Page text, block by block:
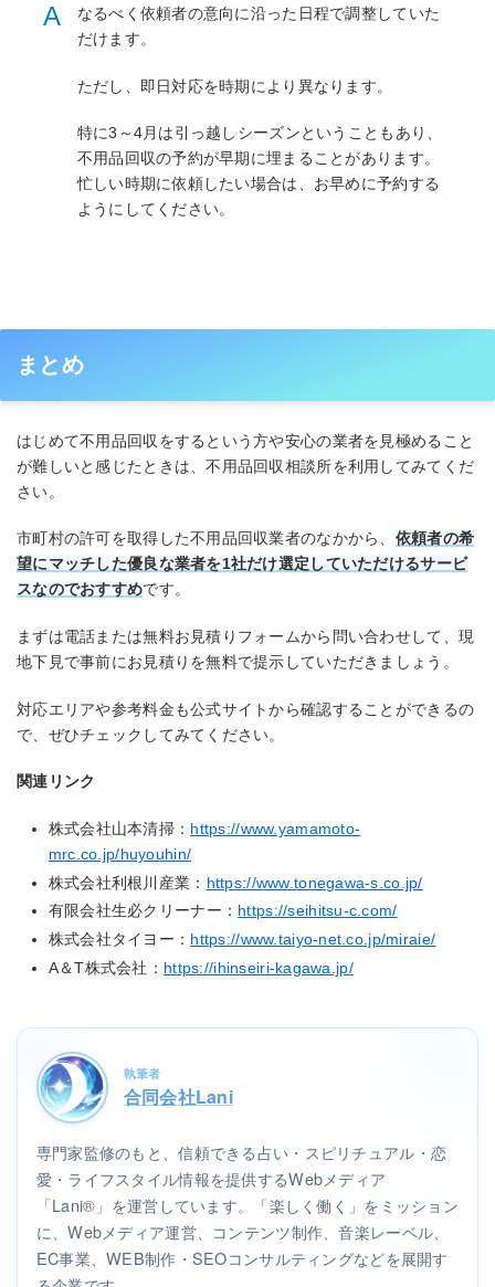
A
なるべく依頼者の意向に沿った日程で調整していた
だけます。
ただし、即日対応を時期により異なります。
特に3～4月は引っ越しシーズンということもあり、
不用品回収の予約が早期に埋まることがあります。
忙しい時期に依頼したい場合は、お早めに予約する
ようにしてください。
まとめ
はじめて不用品回収をするという方や安心の業者を見極めること
が難しいと感じたときは、不用品回収相談所を利用してみてくだ
さい。
市町村の許可を取得した不用品回収業者のなかから、 依頼者の希
望にマッチした優良な業者を1社だけ選定していただけるサービ
スなのでおすすめです。
まずは電話または無料お見積りフォームから問い合わせして、現
地下見で事前にお見積りを無料で提示していただきましょう。
対応エリアや参考料金も公式サイトから確認することができるの
で、ぜひチェックしてみてください。
関連リンク
株式会社山本清掃： https://www.yamamoto-
mrc.co.jp/huyouhin/
株式会社利根川産業： https://www.tonegawa-s.co.jp/
有限会社生必クリーナー： https://seihitsu-c.com/
株式会社タイヨー： https://www.taiyo-net.co.jp/miraie/
A＆T株式会社： https://ihinseiri-kagawa.jp/
執筆者
合同会社Lani
専門家監修のもと、信頼できる占い・スピリチュアル・恋
愛・ライフスタイル情報を提供するWebメディア
「Lani®」を運営しています。「楽しく働く」をミッション
に、Webメディア運営、コンテンツ制作、音楽レーベル、
EC事業、WEB制作・SEOコンサルティングなどを展開す